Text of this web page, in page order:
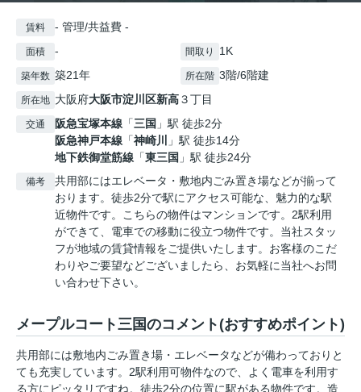
賃料 - 管理/共益費 -
面積 - 間取り 1K
築年数 築21年 所在階 3階/6階建
所在地 大阪府大阪市淀川区新高３丁目
交通 阪急宝塚本線 「三国 」駅 徒歩2分
阪急神戸本線 「神崎川
」駅 徒歩14分
地下鉄御堂筋線 「東三国 」駅 徒歩24分
備考
共用部にはエレベータ・敷地内ごみ置き場などが揃って
おります。徒歩2分で駅にアクセス可能な、魅力的な駅
近物件です。こちらの物件はマンションです。2駅利用
ができて、電車での移動に役立つ物件です。当社スタッ
フが地域の賃貸情報をご提供いたします。お客様のこだ
わりやご要望などございましたら、お気軽に当社へお問
い合わせ下さい。
メープルコート三国のコメント(おすすめポイント)
共用部には敷地内ごみ置き場・エレベータなどが備わっておりと
ても充実しています。2駅利用可物件なので、よく電車を利用す
る方にピッタリですね。徒歩2分の位置に駅がある物件です。造